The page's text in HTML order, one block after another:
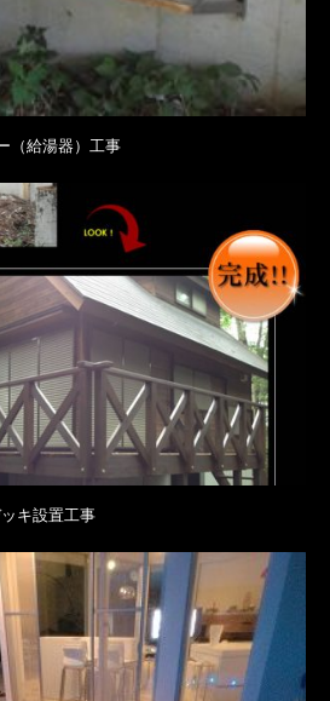
（給湯器）工事
キ設置工事